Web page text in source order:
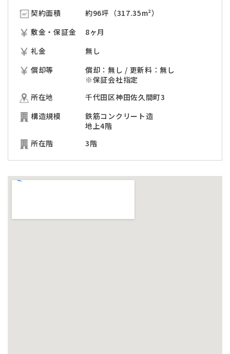
契約面積
約96坪（317.35m²）
敷金・保証金
8ヶ月
礼金
無し
償却等
償却：無し / 更新料：無し
※保証会社指定
所在地
千代田区神田佐久間町3
構造規模
鉄筋コンクリート造
地上4階
所在階
3階